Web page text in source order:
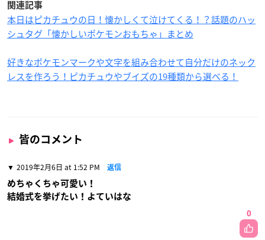
関連記事
本日はピカチュウの日！懐かしくて泣けてくる！？話題のハッ
シュタグ「懐かしいポケモンおもちゃ」まとめ
好きなポケモンマークや文字を組み合わせて自分だけのネック
レスを作ろう！ピカチュウやブイズの19種類から選べる！
皆のコメント
2019年2月6日 at 1:52 PM 返信
めちゃくちゃ可愛い！
結婚式を挙げたい！よていはな
0